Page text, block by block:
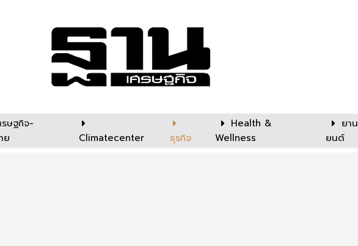
รษฐกิจ-
ย
Climatecenter ธุรกิจ
Health &
Wellness
ยาน
ยนต์